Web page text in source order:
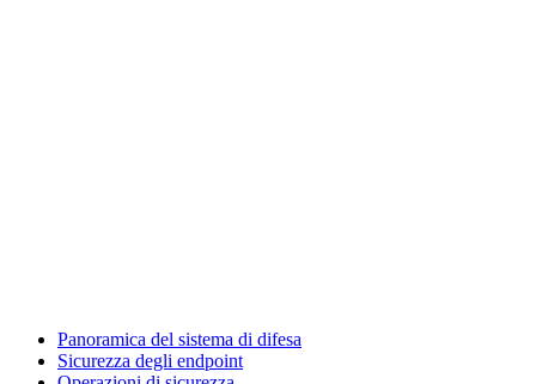
Panoramica del sistema di difesa
Sicurezza degli endpoint